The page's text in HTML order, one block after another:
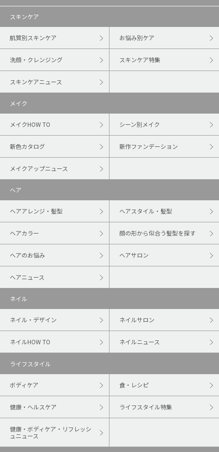
スキンケア
肌質別スキンケア お悩み別ケア
洗顔・クレンジング スキンケア特集
スキンケアニュース
メイク
メイクHOW TO シーン別メイク
新色カタログ 新作ファンデーション
メイクアップニュース
ヘア
ヘアアレンジ・髪型 ヘアスタイル・髪型
ヘアカラー 顔の形から似合う髪型を探す
ヘアのお悩み ヘアサロン
ヘアニュース
ネイル
ネイル・デザイン ネイルサロン
ネイルHOW TO ネイルニュース
ライフスタイル
ボディケア 食・レシピ
健康・ヘルスケア ライフスタイル特集
健康・ボディケア・リフレッシ
ュニュース